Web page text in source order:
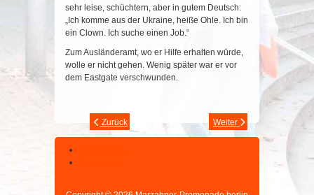
sehr leise, schüchtern, aber in gutem Deutsch:
„Ich komme aus der Ukraine, heiße Ohle. Ich bin
ein Clown. Ich suche einen Job.“
Zum Ausländeramt, wo er Hilfe erhalten würde,
wolle er nicht gehen. Wenig später war er vor
dem Eastgate verschwunden.
Zurück Weiter